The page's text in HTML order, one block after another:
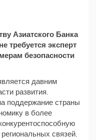
Азиатского Банка
требуется эксперт
безопасности
давним
развития.
поддержание страны
в более
связей.